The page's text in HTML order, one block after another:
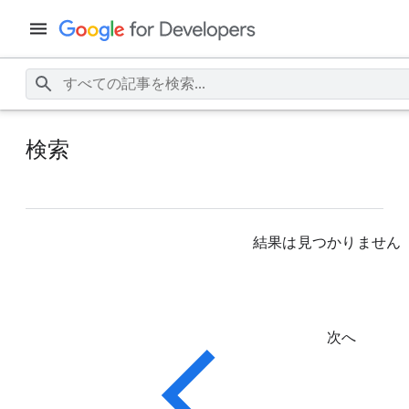
検索
結果は見つかりません
次へ